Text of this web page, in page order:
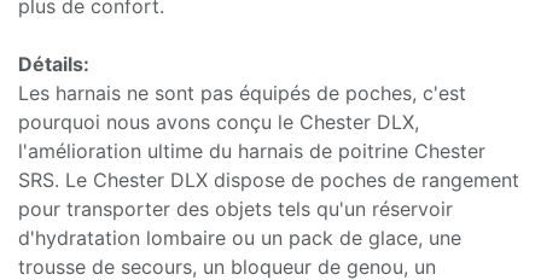
plus de confort.
Détails:
Les harnais ne sont pas équipés de poches, c'est
pourquoi nous avons conçu le Chester DLX,
l'amélioration ultime du harnais de poitrine Chester
SRS. Le Chester DLX dispose de poches de rangement
pour transporter des objets tels qu'un réservoir
d'hydratation lombaire ou un pack de glace, une
trousse de secours, un bloqueur de genou, un